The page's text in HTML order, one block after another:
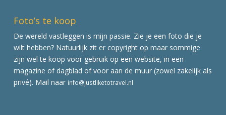
Foto’s te koop
De wereld vastleggen is mijn passie. Zie je een foto die je
wilt hebben? Natuurlijk zit er copyright op maar sommige
zijn wel te koop voor gebruik op een website, in een
magazine of dagblad of voor aan de muur (zowel zakelijk als
privé). Mail naar info@justliketotravel.nl